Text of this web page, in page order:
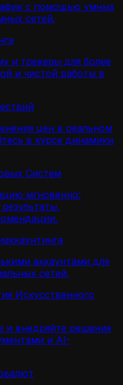
с помощью умных
сетей.
и трекеры для более
и чистой работы в
цен в реальном
в курсе динамики
Систем
мгновенно:
аккаунтами для
сетей.
Искусственного
и внедряйте решения
и AI-